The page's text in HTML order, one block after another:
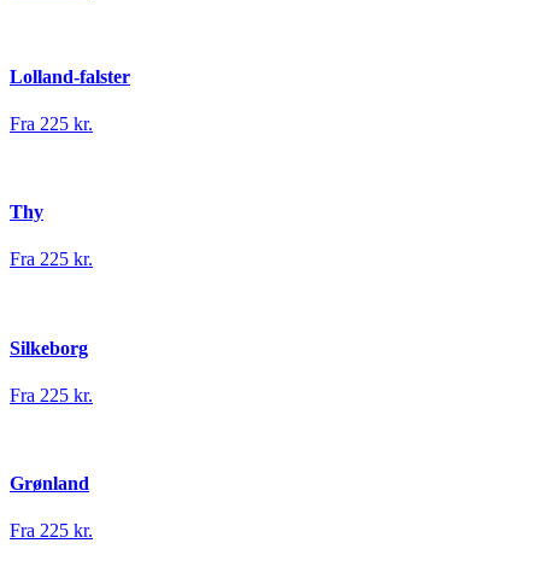
Lolland-falster
Fra 225 kr.
Thy
Fra 225 kr.
Silkeborg
Fra 225 kr.
Grønland
Fra 225 kr.